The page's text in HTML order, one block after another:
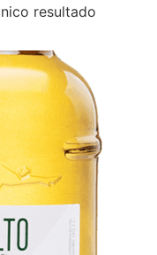
resultado